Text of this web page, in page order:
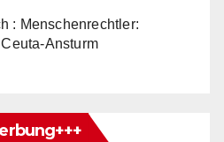
: Menschenrechtler:
Ansturm